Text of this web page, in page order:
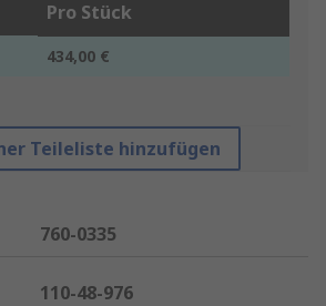
Pro Stück
434,00 €
Teileliste hinzufügen
760-0335
110-48-976